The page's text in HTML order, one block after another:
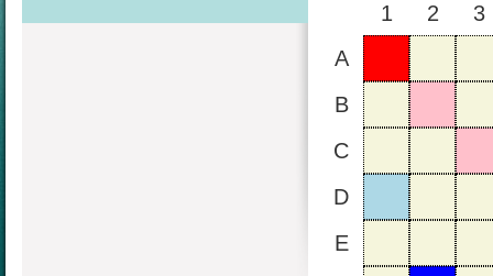
1 2
3
A
B
C
D
E